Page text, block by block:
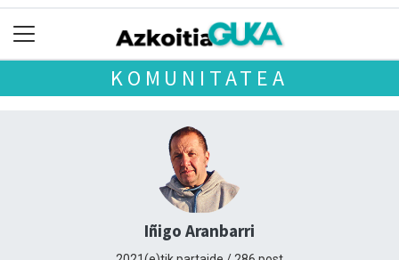
KOMUNITATEA
Iñigo Aranbarri